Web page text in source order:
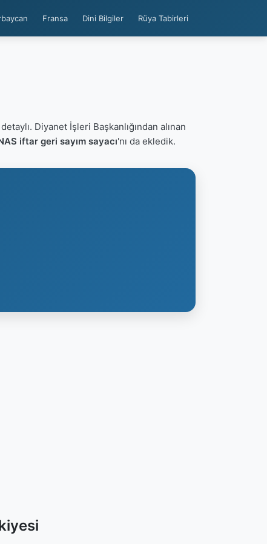
Fransa Dini Bilgiler Rüya Tabirleri
detaylı. Diyanet İşleri Başkanlığından alınan
iftar geri sayım sayacı'nı da ekledik.